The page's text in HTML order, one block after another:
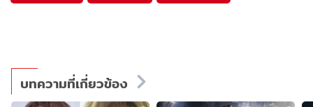
บทความที่เกี่ยวข้อง